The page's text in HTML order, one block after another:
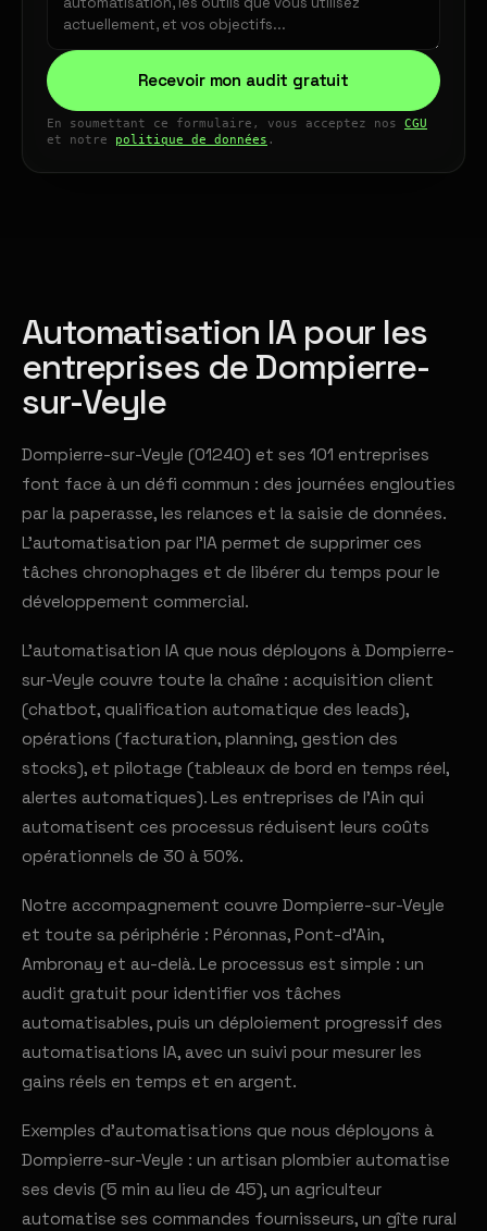
Recevoir mon audit gratuit
En soumettant ce formulaire, vous acceptez nos CGU
et notre politique de données .
Automatisation IA pour les
entreprises de Dompierre-
sur-Veyle
Dompierre-sur-Veyle (01240) et ses 101 entreprises
font face à un défi commun : des journées englouties
par la paperasse, les relances et la saisie de données.
L'automatisation par l'IA permet de supprimer ces
tâches chronophages et de libérer du temps pour le
développement commercial.
L'automatisation IA que nous déployons à Dompierre-
sur-Veyle couvre toute la chaîne : acquisition client
(chatbot, qualification automatique des leads),
opérations (facturation, planning, gestion des
stocks), et pilotage (tableaux de bord en temps réel,
alertes automatiques). Les entreprises de l'Ain qui
automatisent ces processus réduisent leurs coûts
opérationnels de 30 à 50%.
Notre accompagnement couvre Dompierre-sur-Veyle
et toute sa périphérie : Péronnas, Pont-d'Ain,
Ambronay et au-delà. Le processus est simple : un
audit gratuit pour identifier vos tâches
automatisables, puis un déploiement progressif des
automatisations IA, avec un suivi pour mesurer les
gains réels en temps et en argent.
Exemples d'automatisations que nous déployons à
Dompierre-sur-Veyle : un artisan plombier automatise
ses devis (5 min au lieu de 45), un agriculteur
automatise ses commandes fournisseurs, un gîte rural